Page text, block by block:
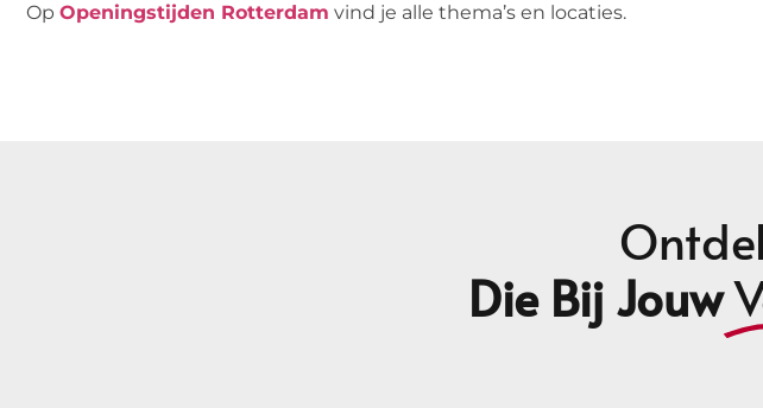
Op Openingstijden Rotterdam vind je alle thema’s en locaties.
Die Bij Jouw